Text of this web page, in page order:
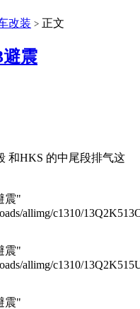
改装 > 正文
震
和HKS 的中尾段排气这
震"
allimg/c1310/
震"
allimg/c1310/
震"